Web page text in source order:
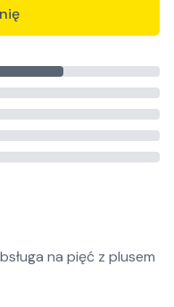
na pięć z plusem